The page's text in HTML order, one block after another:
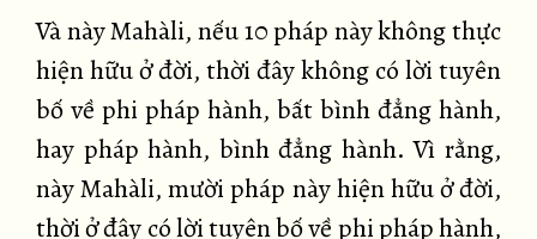
Và này Mahàli, nếu 10 pháp này không thực
hiện hữu ở đời, thời đây không có lời tuyên
bố về phi pháp hành, bất bình đẳng hành,
hay pháp hành, bình đẳng hành. Vì rằng,
này Mahàli, mười pháp này hiện hữu ở đời,
thời ở đây có lời tuyên bố về phi pháp hành,